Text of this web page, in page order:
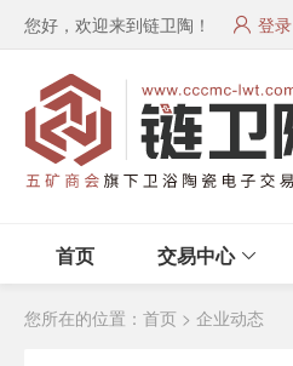
您好，欢迎来到链卫陶！ 登录
首页 交易中心
您所在的位置： 首页 > 企业动态